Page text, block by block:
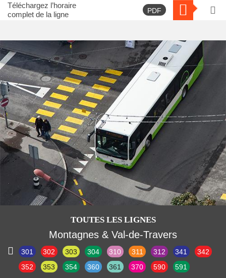
Téléchargez l’horaire
complet de la ligne
PDF
TOUTES LES LIGNES
Montagnes & Val-de-Travers
301 302 303 304 310 311 312 341
342
352
353 354 360 361 370 590 591